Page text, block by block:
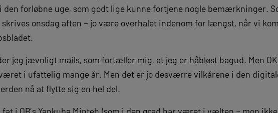
den forløbne uge, som godt lige kunne fortjene nogle bemærkninger.
skrives onsdag aften – jo være overhalet indenom for længst, når vi
jeg jævnligt mails, som fortæller mig, at jeg er håbløst bagud. Men
i ufattelig mange år. Men det er jo desværre vilkårene i den
nå at flytte sig en hel del.